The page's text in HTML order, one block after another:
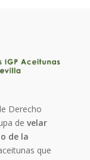
Derecho
develar
de la
que